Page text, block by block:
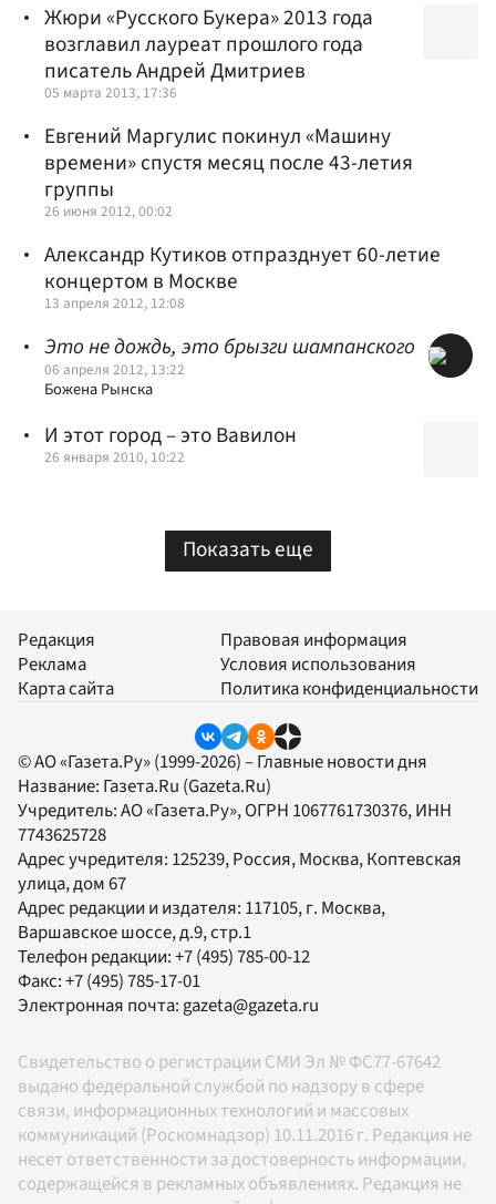
Жюри «Русского Букера» 2013 года
возглавил лауреат прошлого года
писатель Андрей Дмитриев
05 марта 2013, 17:36
Евгений Маргулис покинул «Машину
времени» спустя месяц после 43-летия
группы
26 июня 2012, 00:02
Александр Кутиков отпразднует 60-летие
концертом в Москве
13 апреля 2012, 12:08
Это не дождь, это брызги шампанского
06 апреля 2012, 13:22
Божена Рынска
И этот город – это Вавилон
26 января 2010, 10:22
Показать еще
Редакция
Реклама
Карта сайта
Правовая информация
Условия использования
Политика конфиденциальности
© АО «Газета.Ру» (1999-2026) – Главные новости дня
Название: Газета.Ru (Gazeta.Ru)
Учредитель:АО «Газета.Ру», ОГРН 1067761730376, ИНН
7743625728
Адрес учредителя: 125239, Россия, Москва, Коптевская
улица, дом 67
Адрес редакции и издателя: 117105, г. Москва,
Варшавское шоссе, д.9, стр.1
Телефон редакции:+7 (495) 785-00-12
Факс:+7 (495) 785-17-01
Электронная почта:gazeta@gazeta.ru
Свидетельство о регистрации СМИ Эл № ФС77-67642
выдано федеральной службой по надзору в сфере
связи, информационных технологий и массовых
коммуникаций (Роскомнадзор) 10.11.2016 г. Редакция не
несет ответственности за достоверность информации,
содержащейся в рекламных объявлениях. Редакция не